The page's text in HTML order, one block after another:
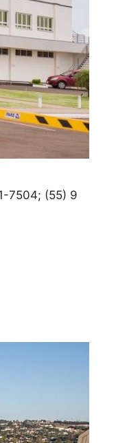
7504; (55) 9